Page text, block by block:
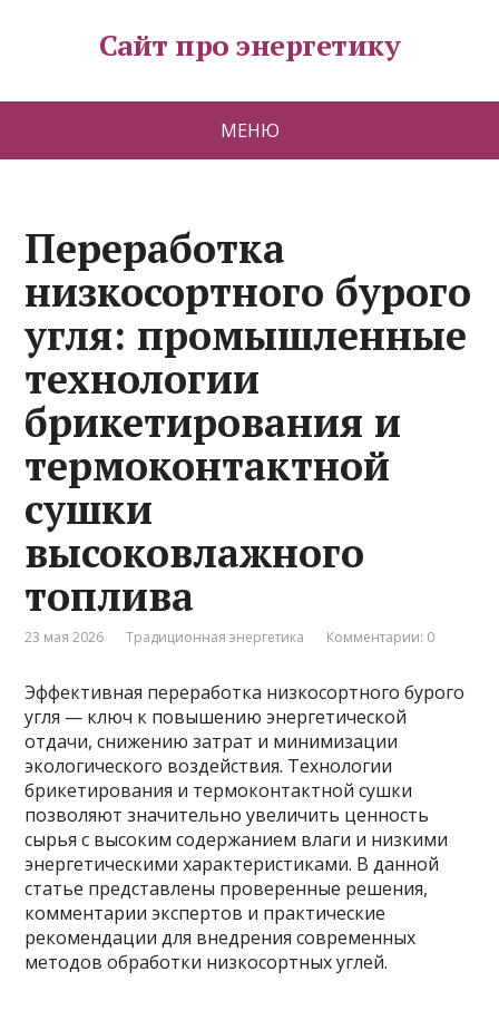
Сайт про энергетику
МЕНЮ
Переработка
низкосортного бурого
угля: промышленные
технологии
брикетирования и
термоконтактной
сушки
высоковлажного
топлива
23 мая 2026 Традиционная энергетика Комментарии: 0
Эффективная переработка низкосортного бурого
угля — ключ к повышению энергетической
отдачи, снижению затрат и минимизации
экологического воздействия. Технологии
брикетирования и термоконтактной сушки
позволяют значительно увеличить ценность
сырья с высоким содержанием влаги и низкими
энергетическими характеристиками. В данной
статье представлены проверенные решения,
комментарии экспертов и практические
рекомендации для внедрения современных
методов обработки низкосортных углей.